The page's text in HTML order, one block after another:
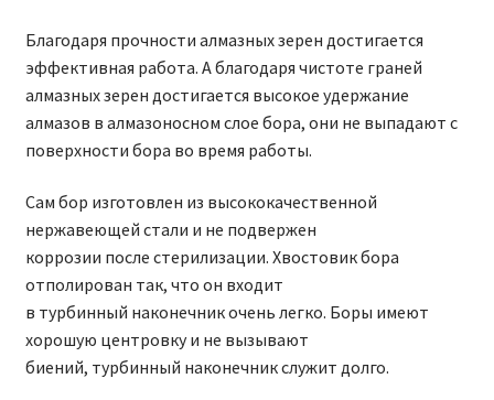
Благодаря прочности алмазных зерен достигается
эффективная работа. А благодаря чистоте граней
алмазных зерен достигается высокое удержание
алмазов в алмазоносном слое бора, они не выпадают с
поверхности бора во время работы.
Сам бор изготовлен из высококачественной
нержавеющей стали и не подвержен
коррозии после стерилизации. Хвостовик бора
отполирован так, что он входит
в турбинный наконечник очень легко. Боры имеют
хорошую центровку и не вызывают
биений, турбинный наконечник служит долго.